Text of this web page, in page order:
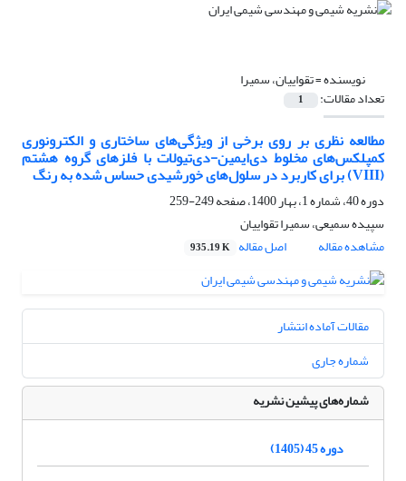
نویسنده =تقواییان، سمیرا
تعداد مقالات: 1
مطالعه نظری بر روی برخی از ویژگی‌های ساختاری و الکترونوری
کمپلکس‌های مخلوط دی‌ایمین-دی‌تیولات با فلزهای گروه هشتم
(VIII) برای کاربرد در سلول‌های خورشیدی حساس شده به رنگ
دوره 40، شماره 1، بهار 1400، صفحه
249-259
سپیده سمیعی، سمیرا تقواییان
مشاهده مقاله
اصل مقاله 935.19 K
مقالات آماده انتشار
شماره جاری
شماره‌های پیشین نشریه
دوره 45 (1405)